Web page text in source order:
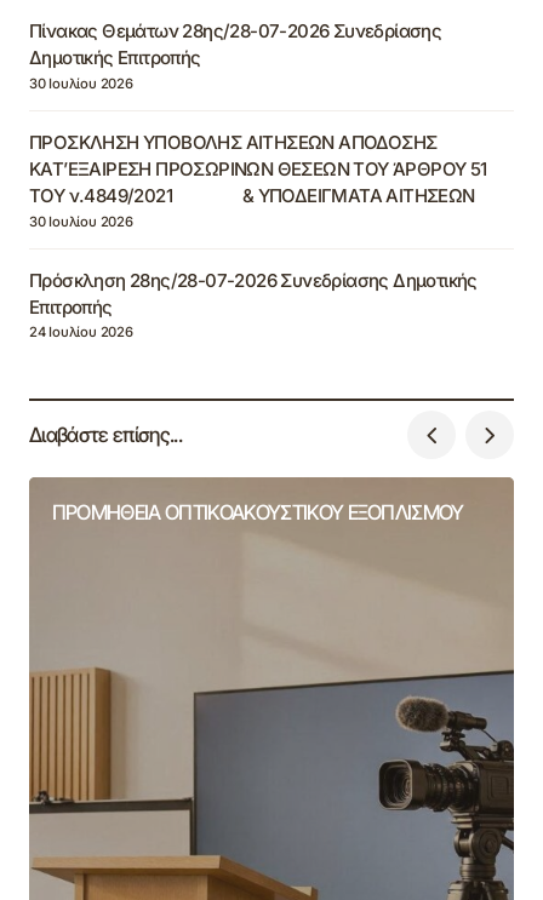
Πίνακας Θεμάτων 28ης/28-07-2026 Συνεδρίασης
Δημοτικής Επιτροπής
30 Ιουλίου 2026
ΠΡΟΣΚΛΗΣΗ ΥΠΟΒΟΛΗΣ ΑΙΤΗΣΕΩΝ ΑΠΟΔΟΣΗΣ
ΚΑΤ’ΕΞΑΙΡΕΣΗ ΠΡΟΣΩΡΙΝΩΝ ΘΕΣΕΩΝ ΤΟΥ ΆΡΘΡΟΥ 51
ΤΟΥ ν.4849/2021 & ΥΠΟΔΕΙΓΜΑΤΑ ΑΙΤΗΣΕΩΝ
30 Ιουλίου 2026
Πρόσκληση 28ης/28-07-2026 Συνεδρίασης Δημοτικής
Επιτροπής
24 Ιουλίου 2026
Διαβάστε επίσης...
ΠΡΟΜΗΘΕΙΑ ΟΠΤΙΚΟΑΚΟΥΣΤΙΚΟΥ ΕΞΟΠΛΙΣΜΟΥ